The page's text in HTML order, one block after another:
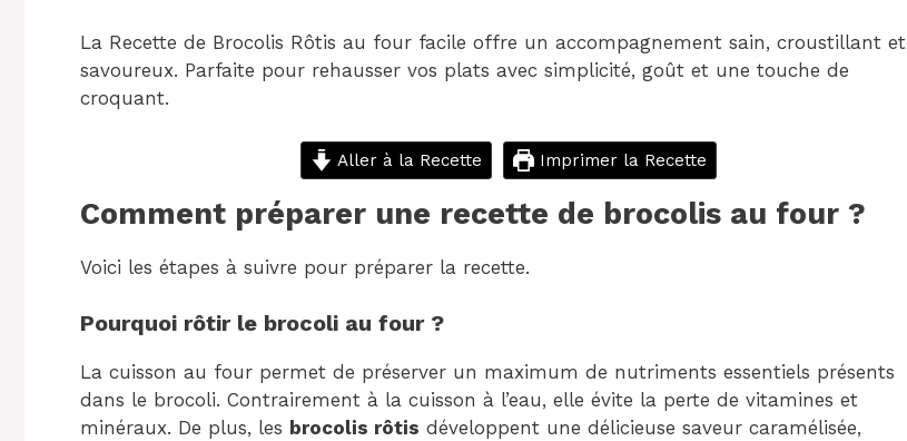
La Recette de Brocolis Rôtis au four facile offre un accompagnement sain, croustillant et
savoureux. Parfaite pour rehausser vos plats avec simplicité, goût et une touche de
croquant.
Aller à la Recette Imprimer la Recette
Comment préparer une recette de brocolis au four ?
Voici les étapes à suivre pour préparer la recette.
Pourquoi rôtir le brocoli au four ?
La cuisson au four permet de préserver un maximum de nutriments essentiels présents
dans le brocoli. Contrairement à la cuisson à l’eau, elle évite la perte de vitamines et
minéraux. De plus, les brocolis rôtis développent une délicieuse saveur caramélisée,